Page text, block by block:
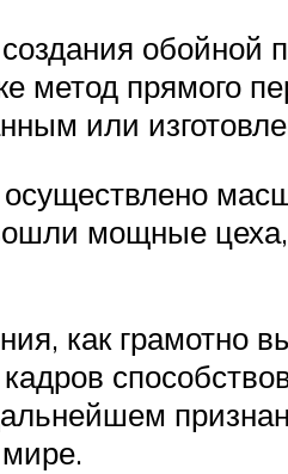
метод прямого
или
мощные
как грамотно